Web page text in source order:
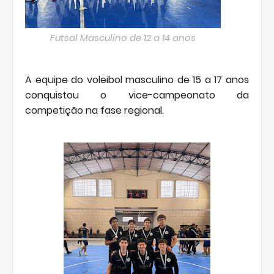
Futsal Masculino de 12 a 14 anos
A equipe do voleibol masculino de 15 a 17 anos
conquistou o vice-campeonato da
competição na fase regional.